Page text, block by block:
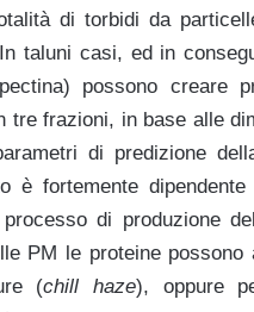
di torbidi da
taluni casi, ed in
possono creare
tre frazioni, in base alle
di predizione
è fortemente
di produzione
PM le proteine
(chill haze), oppure